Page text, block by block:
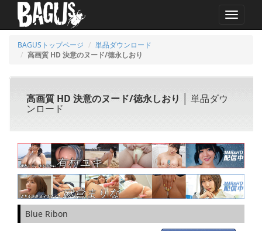
MENU
BAGUSトップページ
単品ダウンロード
高画質 HD 決意のヌード/徳永しおり
高画質 HD 決意のヌード/徳永しおり │ 単品ダウ
ンロード
Blue Ribon